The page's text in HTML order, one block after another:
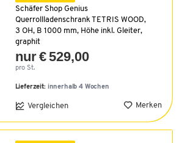
Schäfer Shop Genius
Querrollladenschrank TETRIS WOOD,
3 OH, B 1000 mm, Höhe inkl. Gleiter,
graphit
nur € 529,00
pro St.
Lieferzeit: innerhalb 4 Wochen
Vergleichen Merken